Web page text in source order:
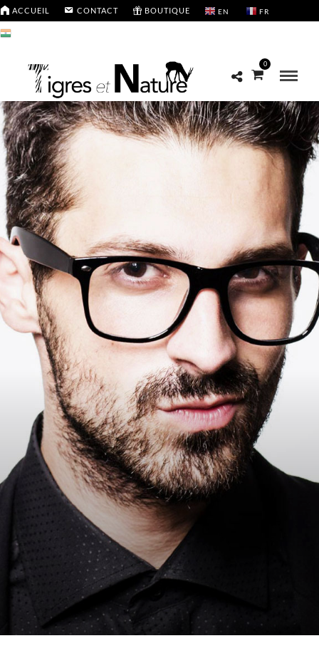
Bienvenue
ACCUEIL CONTACT BOUTIQUE EN FR
0